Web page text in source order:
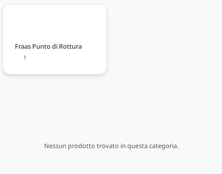
Fraas Punto di Rottura
1
Nessun prodotto trovato in questa categoria.